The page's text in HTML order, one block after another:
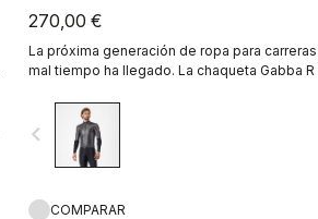
270,00 €
La próxima generación de ropa para
mal tiempo ha llegado. La chaqueta Gabba R
hasta el momento.
navigate_before
COMPARAR